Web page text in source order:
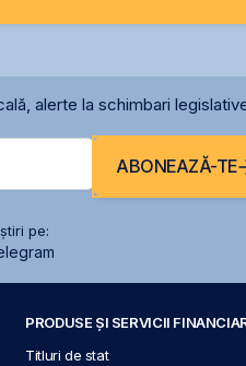
alerte la schimbari
ABONEAZĂ-TE
pe:
PRODUSE ȘI SERVICII
Titluri de stat